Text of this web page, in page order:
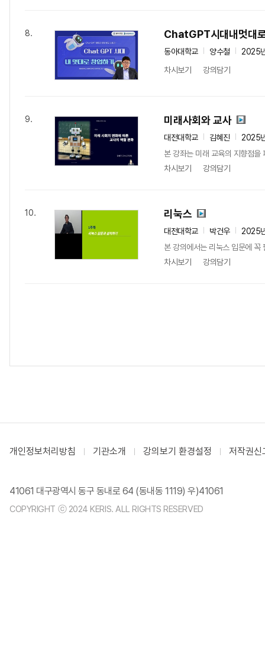
8. ChatGPT시대내멋대
동아대학교 양수철
2025
차시보기
강의담기
9. 미래사회와 교사
대전대학교 김혜진
2025
본 강좌는 미래 교육의 지향점을
차시보기
강의담기
10. 리눅스
대전대학교 박건우
2025
본 강의에서는 리눅스 입문에 꼭
차시보기
강의담기
개인정보처리방침 기관소개 강의보기 환경설정 저작권신
41061 대구광역시 동구 동내로 64 (동내동 1119) 우)41061
COPYRIGHT ⓒ 2024 KERIS. ALL RIGHTS RESERVED